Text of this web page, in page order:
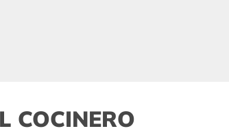
COCINERO